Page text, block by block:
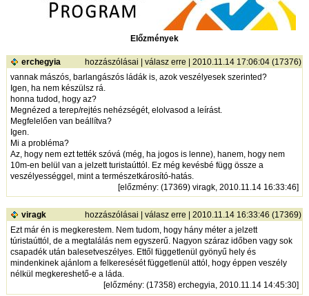
Előzmények
erchegyia hozzászólásai | válasz erre | 2010.11.14 17:06:04 (17376)
vannak mászós, barlangászós ládák is, azok veszélyesek szerinted?
Igen, ha nem készülsz rá.
honna tudod, hogy az?
Megnézed a terep/rejtés nehézségét, elolvasod a leírást.
Megfelelően van beállítva?
Igen.
Mi a probléma?
Az, hogy nem ezt tették szóvá (még, ha jogos is lenne), hanem, hogy nem
10m-en belül van a jelzett turistaúttól. Ez még kevésbé függ össze a
veszélyességgel, mint a természetkárosító-hatás.
[előzmény: (17369) viragk, 2010.11.14 16:33:46]
viragk hozzászólásai | válasz erre | 2010.11.14 16:33:46 (17369)
Ezt már én is megkerestem. Nem tudom, hogy hány méter a jelzett
túristaúttól, de a megtalálás nem egyszerű. Nagyon száraz időben vagy sok
csapadék után balesetveszélyes. Ettől függetlenül gyönyű hely és
mindenkinek ajánlom a felkeresését függetlenül attól, hogy éppen veszély
nélkül megkereshető-e a láda.
[előzmény: (17358) erchegyia, 2010.11.14 14:45:30]